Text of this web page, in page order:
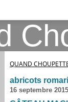
QUAND
abricots
16 septembre 2015